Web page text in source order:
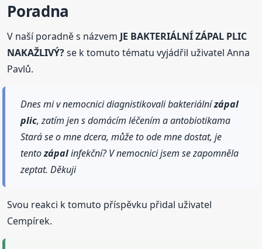
Poradna
V naší poradně s názvem JE BAKTERIÁLNÍ ZÁPAL PLIC
NAKAŽLIVÝ?se k tomuto tématu vyjádřil uživatel Anna
Pavlů.
Dnes mi v nemocnici diagnistikovali bakteriálnízápal
plic, zatím jen s domácím léčením a antobiotikama
Stará se o mne dcera, může to ode mne dostat, je
tentozápalinfekční? V nemocnici jsem se zapomněla
zeptat. Děkuji
Svou reakci k tomuto příspěvku přidal uživatel
Cempírek.